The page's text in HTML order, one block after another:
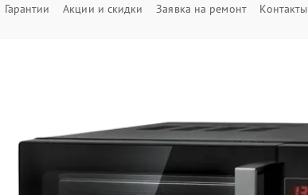
Гарантии Акции и скидки Заявка на ремонт Контакты